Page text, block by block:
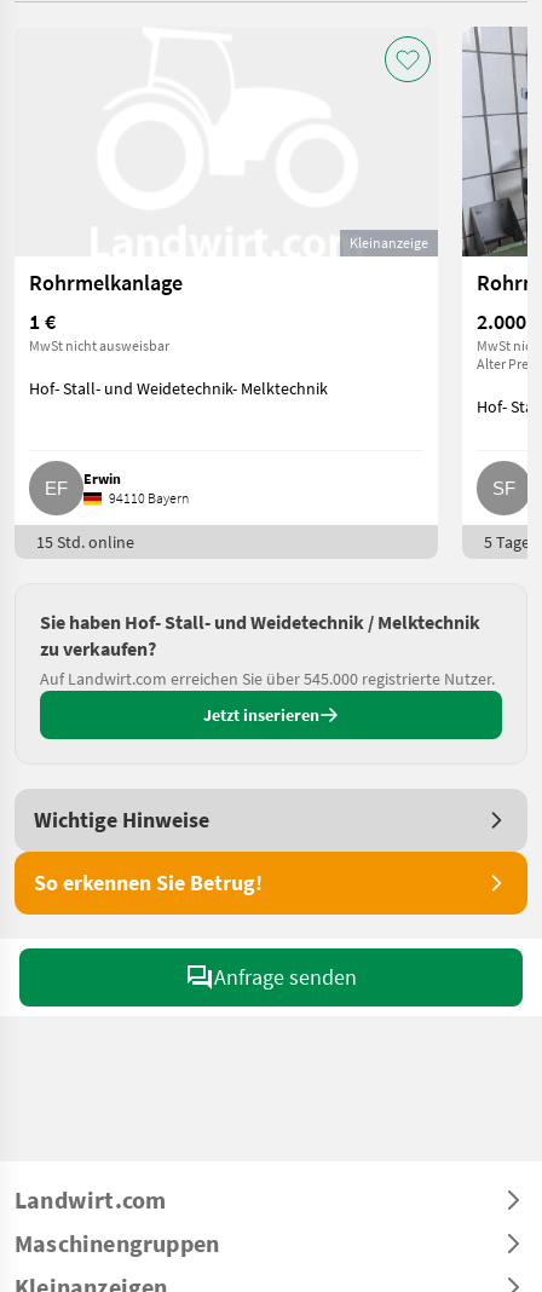
Kleinanzeige
Rohrmelkanlage
1 €
MwSt nicht ausweisbar
Hof- Stall- und Weidetechnik- Melktechnik
Erwin
94110 Bayern
15 Std. online
2.000 €
MwSt
Alter Preis
Hof-
5 Tage
Sie haben Hof- Stall- und Weidetechnik / Melktechnik
zu verkaufen?
Auf Landwirt.com erreichen Sie über 545.000 registrierte Nutzer.
Jetzt inserieren
Wichtige Hinweise
So erkennen Sie Betrug!
Anfrage senden
Landwirt.com
Maschinengruppen